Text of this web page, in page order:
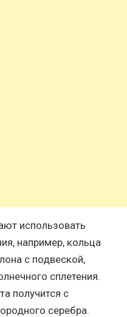
использовать
например, кольца
с подвеской,
сплетения.
получится с
серебра.